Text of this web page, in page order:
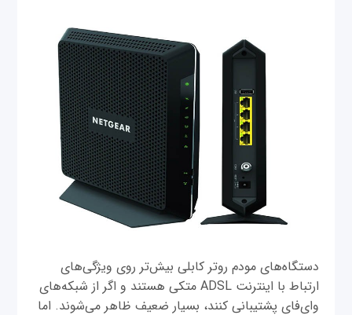
دستگاه‌های مودم روتر کابلی بیش‌تر روی ویژگی‌های
ارتباط با اینترنت ADSL متکی هستند و اگر از شبکه‌های
وای‌فای پشتیبانی کنند، بسیار ضعیف ظاهر می‌شوند. اما